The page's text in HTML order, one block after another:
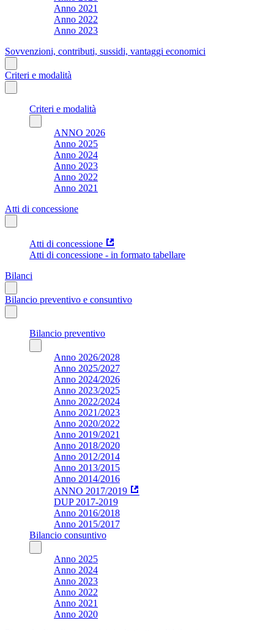
Anno 2021
Anno 2022
Anno 2023
Sovvenzioni, contributi, sussidi, vantaggi economici
Criteri e modalità
Criteri e modalità
ANNO 2026
Anno 2025
Anno 2024
Anno 2023
Anno 2022
Anno 2021
Atti di concessione
Atti di concessione
Atti di concessione - in formato tabellare
Bilanci
Bilancio preventivo e consuntivo
Bilancio preventivo
Anno 2026/2028
Anno 2025/2027
Anno 2024/2026
Anno 2023/2025
Anno 2022/2024
Anno 2021/2023
Anno 2020/2022
Anno 2019/2021
Anno 2018/2020
Anno 2012/2014
Anno 2013/2015
Anno 2014/2016
ANNO 2017/2019
DUP 2017-2019
Anno 2016/2018
Anno 2015/2017
Bilancio consuntivo
Anno 2025
Anno 2024
Anno 2023
Anno 2022
Anno 2021
Anno 2020